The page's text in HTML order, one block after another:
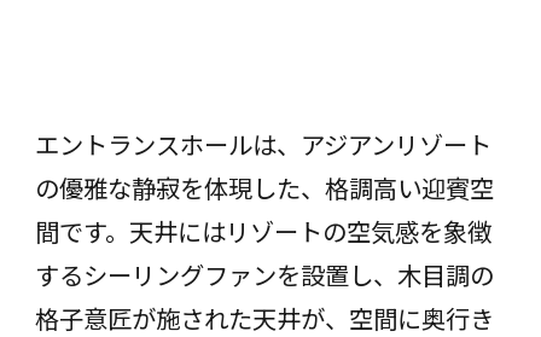
エントランスホールは、アジアンリゾート
の優雅な静寂を体現した、格調高い迎賓空
間です。天井にはリゾートの空気感を象徴
するシーリングファンを設置し、木目調の
格子意匠が施された天井が、空間に奥⾏き